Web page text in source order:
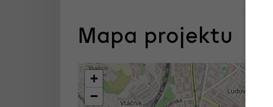
Mapa projektu
+
−